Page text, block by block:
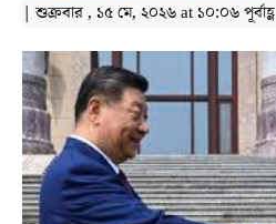
| শুক্রবার , ১৫ মে, ২০২৬ at ১০:০৬ পূর্বাহ্ণ